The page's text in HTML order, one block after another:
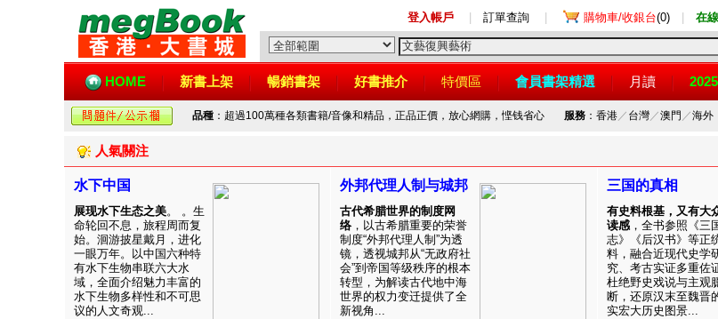
登入帳戶 訂單查詢 購物車/收銀台(0) 在
HOME 新書上架 暢銷書架 好書推介 特價區 會員書架精選 月讀
品種 ：超過100萬種各類書籍/音像和精品，正品正價，放心網購，悭钱省心 服務：香港／ 台灣／澳門 ／海外
人氣關注
水下中国
展现水下生态之美。 。生
命轮回不息，旅程周而复
始。洄游披星戴月，进化
一眼万年。以中国六种特
有水下生物串联六大水
域，全面介绍魅力丰富的
水下生物多样性和不可思
议的人文奇观...
外邦代理人制与城邦
古代希腊世界的制度网
络 ，以古希腊重要的荣誉
制度“外邦代理人制”为透
镜，透视城邦从“无政府社
会”到帝国等级秩序的根本
转型，为解读古代地中海
世界的权力变迁提供了全
新视角...
三国的真相
有史料根基，又有大
读感 ，全书参照《三
志》《后汉书》等正
料，融合近现代史学
究、考古实证多重佐
杜绝野史戏说与主观
断，还原汉末至魏晋
实宏大历史图景...